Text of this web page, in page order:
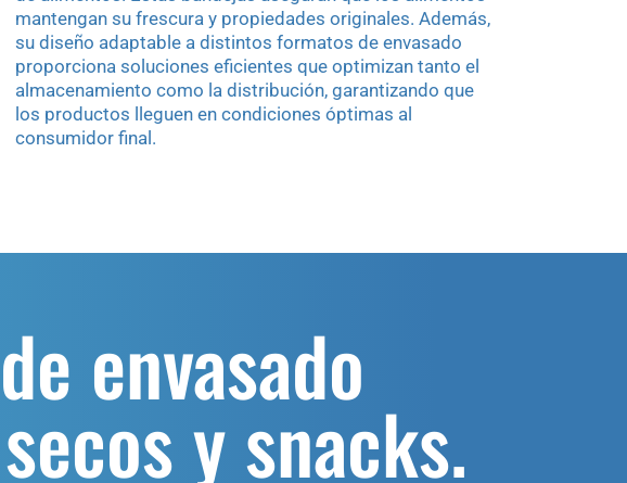
mantengan su frescura y propiedades originales. Además,
su diseño adaptable a distintos formatos de envasado
proporciona soluciones eficientes que optimizan tanto el
almacenamiento como la distribución, garantizando que
los productos lleguen en condiciones óptimas al
consumidor final.
envasado
y snacks.